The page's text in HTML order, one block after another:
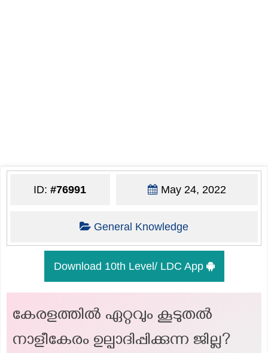
ID:#76991 May 24, 2022
General Knowledge
Download 10th Level/ LDC App
കേരളത്തില്‍ ഏറ്റവും കൂടുതല്‍
നാളീകേരം ഉല്പാദിപ്പിക്കുന്ന ജില്ല?